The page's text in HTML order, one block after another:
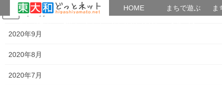
コ
ナ
講義内容＆講座アーカイブズ
HOMEHOME まちで遊ぶ
ま
2020年10月
2020年9月
2020年8月
2020年7月